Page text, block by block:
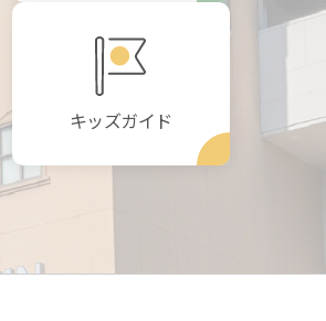
キッズガイド